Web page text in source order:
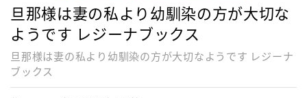
旦那様は妻の私より幼馴染の方が大切な
ようです レジーナブックス
旦那様は妻の私より幼馴染の方が大切なようです レジーナ
ブックス